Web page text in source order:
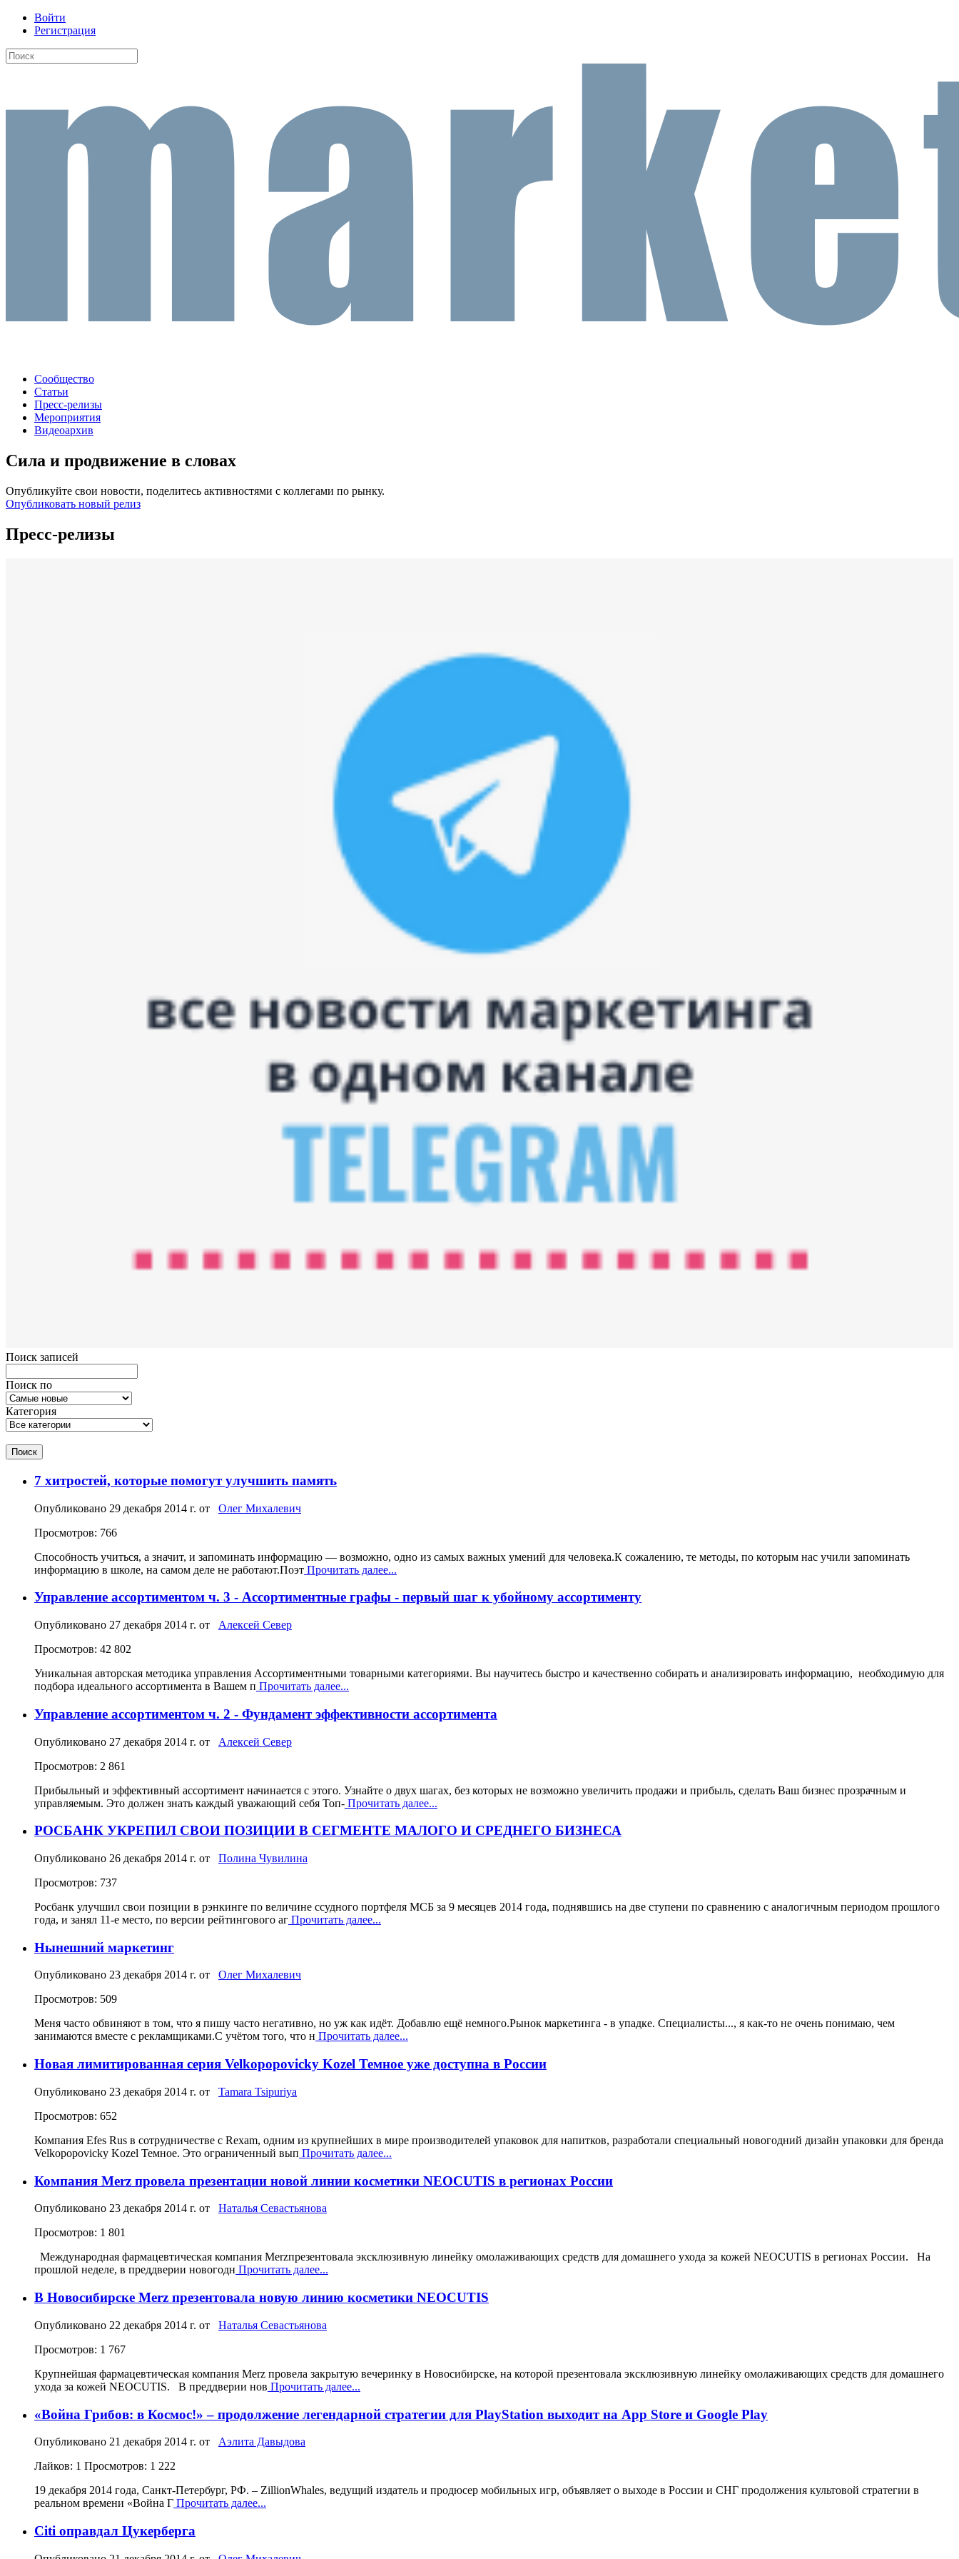
Войти
Регистрация
Сообщество
Статьи
Пресс-релизы
Мероприятия
Видеоархив
Сила и продвижение в словах
Опубликуйте свои новости, поделитесь активностями с коллегами по рынку.
Опубликовать новый релиз
Пресс-релизы
Поиск записей
Поиск по
Категория
Поиск
7 хитростей, которые помогут улучшить память
Опубликовано 29 декабря 2014 г. от Олег Михалевич
Просмотров: 766
Способность учиться, а значит, и запоминать информацию — возможно, одно из самых важных умений для человека.К сожалению, те методы, по которым нас учили запоминать
информацию в школе, на самом деле не работают.Поэт Прочитать далее...
Управление ассортиментом ч. 3 - Ассортиментные графы - первый шаг к убойному ассортименту
Опубликовано 27 декабря 2014 г. от Алексей Север
Просмотров: 42 802
Уникальная авторская методика управления Ассортиментными товарными категориями. Вы научитесь быстро и качественно собирать и анализировать информацию, необходимую для
подбора идеального ассортимента в Вашем п Прочитать далее...
Управление ассортиментом ч. 2 - Фундамент эффективности ассортимента
Опубликовано 27 декабря 2014 г. от Алексей Север
Просмотров: 2 861
Прибыльный и эффективный ассортимент начинается с этого. Узнайте о двух шагах, без которых не возможно увеличить продажи и прибыль, сделать Ваш бизнес прозрачным и
управляемым. Это должен знать каждый уважающий себя Топ- Прочитать далее...
РОСБАНК УКРЕПИЛ СВОИ ПОЗИЦИИ В СЕГМЕНТЕ МАЛОГО И СРЕДНЕГО БИЗНЕСА
Опубликовано 26 декабря 2014 г. от Полина Чувилина
Просмотров: 737
Росбанк улучшил свои позиции в рэнкинге по величине ссудного портфеля МСБ за 9 месяцев 2014 года, поднявшись на две ступени по сравнению с аналогичным периодом прошлого
года, и занял 11-е место, по версии рейтингового аг Прочитать далее...
Нынешний маркетинг
Опубликовано 23 декабря 2014 г. от Олег Михалевич
Просмотров: 509
Меня часто обвиняют в том, что я пишу часто негативно, но уж как идёт. Добавлю ещё немного.Рынок маркетинга - в упадке. Специалисты..., я как-то не очень понимаю, чем
занимаются вместе с рекламщиками.С учётом того, что н Прочитать далее...
Новая лимитированная серия Velkopopovicky Kozel Темное уже доступна в России
Опубликовано 23 декабря 2014 г. от Tamara Tsipuriya
Просмотров: 652
Компания Efes Rus в сотрудничестве с Rexam, одним из крупнейших в мире производителей упаковок для напитков, разработали специальный новогодний дизайн упаковки для бренда
Velkopopovicky Kozel Темное. Это ограниченный вып Прочитать далее...
Компания Merz провела презентации новой линии косметики NEOCUTIS в регионах России
Опубликовано 23 декабря 2014 г. от Наталья Севастьянова
Просмотров: 1 801
Международная фармацевтическая компания Merzпрезентовала эксклюзивную линейку омолаживающих средств для домашнего ухода за кожей NEOCUTIS в регионах России. На
прошлой неделе, в преддверии новогодн Прочитать далее...
В Новосибирске Merz презентовала новую линию косметики NEOCUTIS
Опубликовано 22 декабря 2014 г. от Наталья Севастьянова
Просмотров: 1 767
Крупнейшая фармацевтическая компания Merz провела закрытую вечеринку в Новосибирске, на которой презентовала эксклюзивную линейку омолаживающих средств для домашнего
ухода за кожей NEOCUTIS. В преддверии нов Прочитать далее...
«Война Грибов: в Космос!» – продолжение легендарной стратегии для PlayStation выходит на App Store и Google Play
Опубликовано 21 декабря 2014 г. от Аэлита Давыдова
Лайков: 1 Просмотров: 1 222
19 декабря 2014 года, Санкт-Петербург, РФ. – ZillionWhales, ведущий издатель и продюсер мобильных игр, объявляет о выходе в России и СНГ продолжения культовой стратегии в
реальном времени «Война Г Прочитать далее...
Citi оправдал Цукерберга